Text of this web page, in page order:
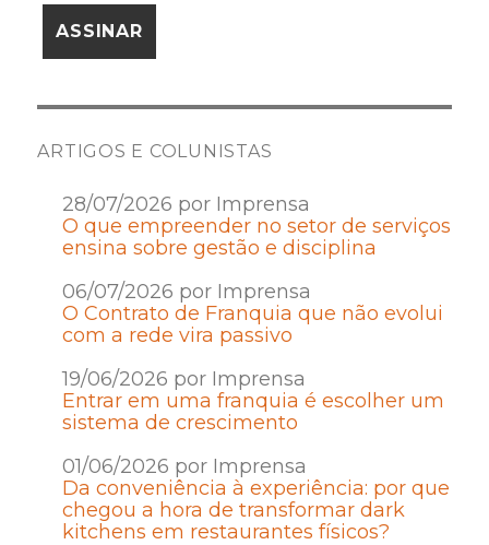
ARTIGOS E COLUNISTAS
28/07/2026 por Imprensa
O que empreender no setor de serviços
ensina sobre gestão e disciplina
06/07/2026 por Imprensa
O Contrato de Franquia que não evolui
com a rede vira passivo
19/06/2026 por Imprensa
Entrar em uma franquia é escolher um
sistema de crescimento
01/06/2026 por Imprensa
Da conveniência à experiência: por que
chegou a hora de transformar dark
kitchens em restaurantes físicos?